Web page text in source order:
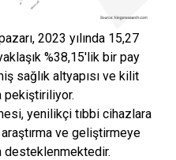
2023 yılında 15,27
%38,15'lik bir pay
sağlık altyapısı ve kilit
pekiştiriliyor.
yenilikçi tıbbi cihazlara
ve geliştirmeye
desteklenmektedir.